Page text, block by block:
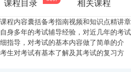
课程目录 相关课程
程内容囊括备考指南视频和知识点精讲章
身多年的考试辅导经验，对近几年的考试
指导，对考试的基本内容做了简单的介
生对考试有基本了解及其考试的复习方